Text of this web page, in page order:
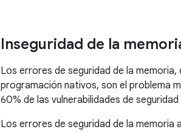
Inseguridad de la
Los errores de seguridad de la memoria,
programación nativos, son el problema
60% de las vulnerabilidades de seguridad
Los errores de seguridad de la memoria